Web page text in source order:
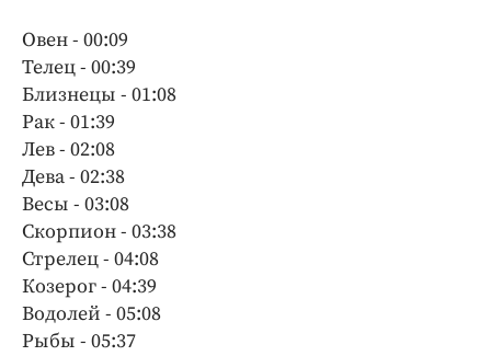
Овен - 00:09
Телец - 00:39
Близнецы - 01:08
Рак - 01:39
Лев - 02:08
Дева - 02:38
Весы - 03:08
Скорпион - 03:38
Стрелец - 04:08
Козерог - 04:39
Водолей - 05:08
Рыбы - 05:37